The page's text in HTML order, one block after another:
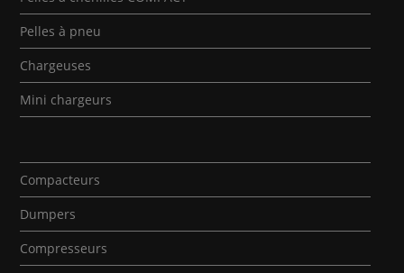
Pelles à pneu
Chargeuses
Mini chargeurs
Compacteurs
Dumpers
Compresseurs